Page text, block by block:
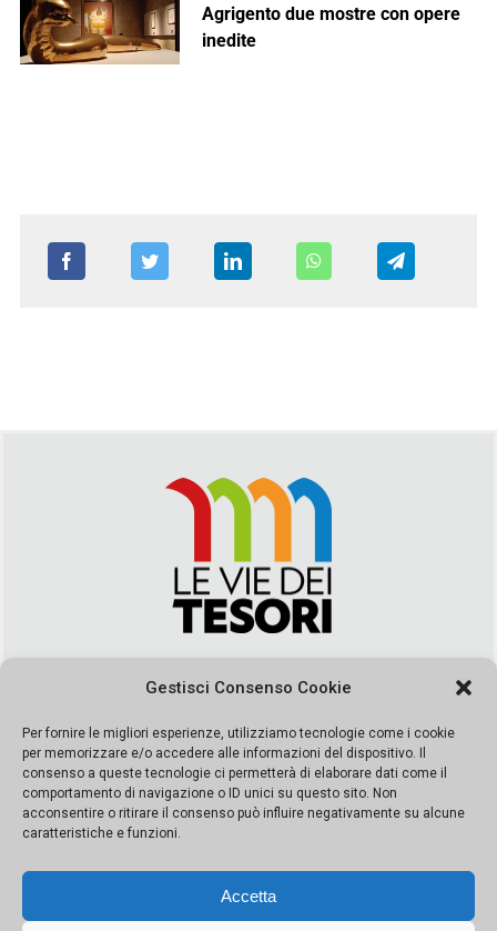
Gestisci Consenso Cookie
Per fornire le migliori esperienze, utilizziamo tecnologie come i cookie
per memorizzare e/o accedere alle informazioni del dispositivo. Il
consenso a queste tecnologie ci permetterà di elaborare dati come il
comportamento di navigazione o ID unici su questo sito. Non
acconsentire o ritirare il consenso può influire negativamente su alcune
caratteristiche e funzioni.
Accetta
Agrigento due mostre con opere
inedite
segreteria@leviedeitesori.it
Direttore ResponsabileMarcello Barbaro – Aut. del tribunale di
Palermo n. 19 del 2017 iscrizione al roc numero 37003 Editore
Porta Felice Srl. Sede legale: Via Libertà 93 – 90143 Palermo
Società iscritta alla Camera di Commercio di Palermo Ufficio
065228208251 Capitale 10000 euro IV